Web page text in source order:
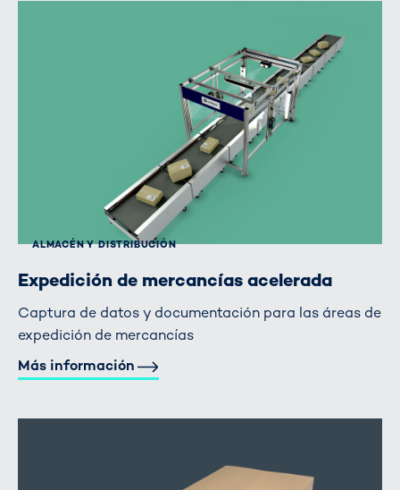
ALMACÉN Y DISTRIBUCIÓN
Expedición de mercancías acelerada
Captura de datos y documentación para las áreas de
expedición de mercancías
Más información